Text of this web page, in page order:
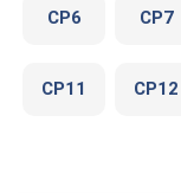
СР6 СР7
СР11 СР12